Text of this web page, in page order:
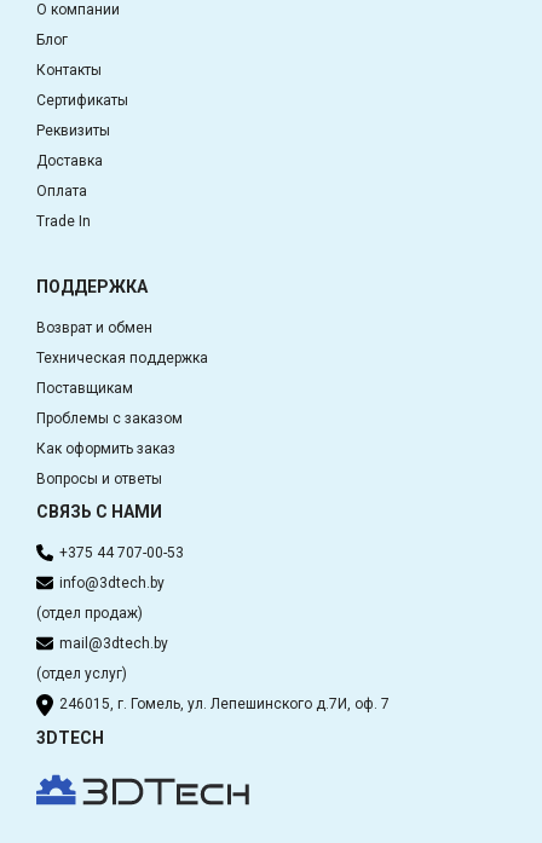
О компании
Блог
Контакты
Сертификаты
Реквизиты
Доставка
Оплата
Trade In
ПОДДЕРЖКА
Возврат и обмен
Техническая поддержка
Поставщикам
Проблемы с заказом
Как оформить заказ
Вопросы и ответы
СВЯЗЬ С НАМИ
+375 44 707-00-53
info@3dtech.by
(отдел продаж)
mail@3dtech.by
(отдел услуг)
246015, г. Гомель, ул. Лепешинского д.7И, оф. 7
3DTECH